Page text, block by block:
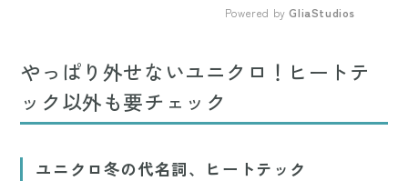
Powered by GliaStudios
やっぱり外せないユニクロ！ヒートテ
ック以外も要チェック
ユニクロ冬の代名詞、ヒートテック